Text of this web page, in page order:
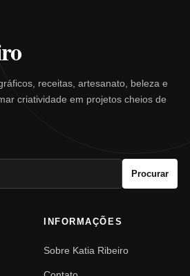
receitas, artesanato, beleza e
criatividade em projetos cheios de
Procurar
INFORMAÇÕES
Sobre Katia Ribeiro